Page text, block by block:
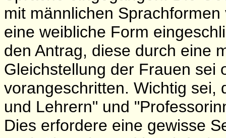
mit männlichen
eine weibliche Form
den Antrag, diese durch eine
Gleichstellung der Frauen sei
vorangeschritten. Wichtig sei,
und Lehrern" und
Dies erfordere eine gewisse